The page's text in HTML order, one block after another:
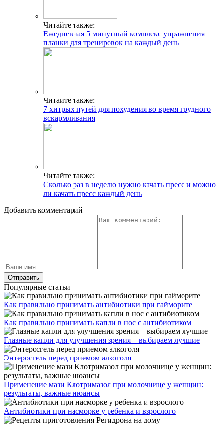
Читайте также:
Ежедневная 5 минутный комплекс упражнения
планки для тренировок на каждый день
Читайте также:
7 хитрых путей для похудения во время грудного
вскармливания
Читайте также:
Сколько раз в неделю нужно качать пресс и можно
ли качать пресс каждый день
Добавить комментарий
Популярные статьи
Как правильно принимать антибиотики при гайморите
Как правильно принимать капли в нос с антибиотиком
Глазные капли для улучшения зрения – выбираем лучшие
Энтеросгель перед приемом алкоголя
Применение мази Клотримазол при молочнице у женщин:
результаты, важные нюансы
Антибиотики при насморке у ребенка и взрослого